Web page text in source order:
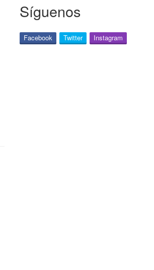
Síguenos
Facebook Twitter Instagram